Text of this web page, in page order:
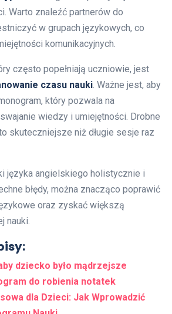
Warto znaleźć partnerów do
w grupach językowych, co
komunikacyjnych.
często popełniają uczniowie, jest
czasu nauki. Ważne jest, aby
który pozwala na
wiedzy i umiejętności. Drobne
skuteczniejsze niż długie sesje raz
języka angielskiego holistycznie i
błędy, można znacząco poprawić
oraz zyskać większą
nauki.
dziecko było mądrzejsze
do robienia notatek
dla Dzieci: Jak Wprowadzić